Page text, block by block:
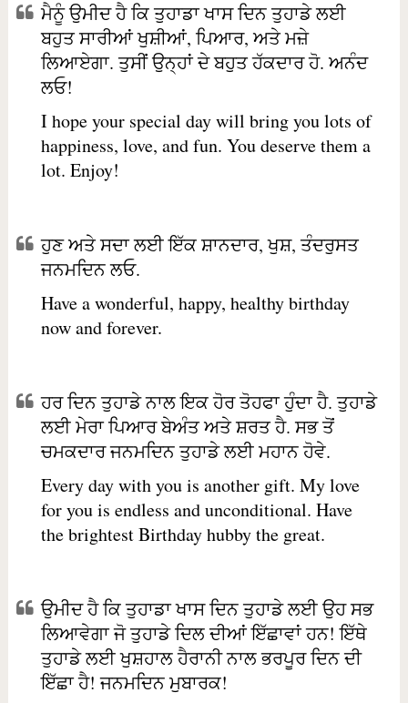
ਮੈਨੂੰ ਉਮੀਦ ਹੈ ਕਿ ਤੁਹਾਡਾ ਖਾਸ ਦਿਨ ਤੁਹਾਡੇ ਲਈ
ਬਹੁਤ ਸਾਰੀਆਂ ਖੁਸ਼ੀਆਂ, ਪਿਆਰ, ਅਤੇ ਮਜ਼ੇ
ਲਿਆਏਗਾ. ਤੁਸੀਂ ਉਨ੍ਹਾਂ ਦੇ ਬਹੁਤ ਹੱਕਦਾਰ ਹੋ. ਅਨੰਦ
ਲਓ!
I hope your special day will bring you lots of
happiness, love, and fun. You deserve them a
lot. Enjoy!
ਹੁਣ ਅਤੇ ਸਦਾ ਲਈ ਇੱਕ ਸ਼ਾਨਦਾਰ, ਖੁਸ਼, ਤੰਦਰੁਸਤ
ਜਨਮਦਿਨ ਲਓ.
Have a wonderful, happy, healthy birthday
now and forever.
ਹਰ ਦਿਨ ਤੁਹਾਡੇ ਨਾਲ ਇਕ ਹੋਰ ਤੋਹਫਾ ਹੁੰਦਾ ਹੈ. ਤੁਹਾਡੇ
ਲਈ ਮੇਰਾ ਪਿਆਰ ਬੇਅੰਤ ਅਤੇ ਸ਼ਰਤ ਹੈ. ਸਭ ਤੋਂ
ਚਮਕਦਾਰ ਜਨਮਦਿਨ ਤੁਹਾਡੇ ਲਈ ਮਹਾਨ ਹੋਵੇ.
Every day with you is another gift. My love
for you is endless and unconditional. Have
the brightest Birthday hubby the great.
ਉਮੀਦ ਹੈ ਕਿ ਤੁਹਾਡਾ ਖਾਸ ਦਿਨ ਤੁਹਾਡੇ ਲਈ ਉਹ ਸਭ
ਲਿਆਵੇਗਾ ਜੋ ਤੁਹਾਡੇ ਦਿਲ ਦੀਆਂ ਇੱਛਾਵਾਂ ਹਨ! ਇੱਥੇ
ਤੁਹਾਡੇ ਲਈ ਖੁਸ਼ਹਾਲ ਹੈਰਾਨੀ ਨਾਲ ਭਰਪੂਰ ਦਿਨ ਦੀ
ਇੱਛਾ ਹੈ! ਜਨਮਦਿਨ ਮੁਬਾਰਕ!